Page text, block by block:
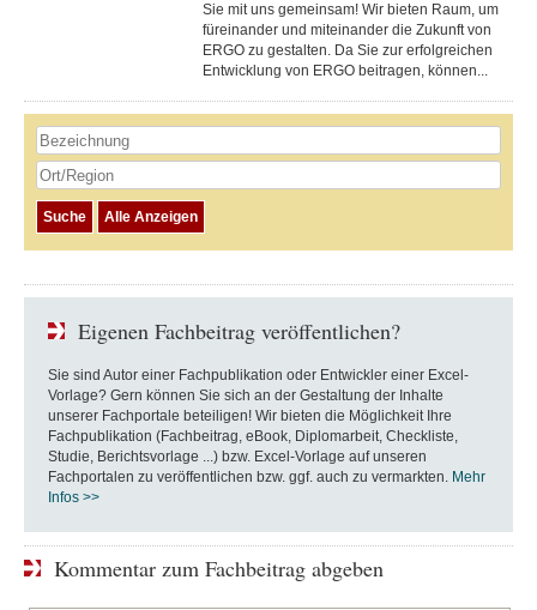
Sie mit uns gemeinsam! Wir bieten Raum, um
füreinander und miteinander die Zukunft von
ERGO zu gestalten. Da Sie zur erfolgreichen
Entwicklung von ERGO beitragen, können...
Eigenen Fachbeitrag veröffentlichen?
Sie sind Autor einer Fachpublikation oder Entwickler einer Excel-
Vorlage? Gern können Sie sich an der Gestaltung der Inhalte
unserer Fachportale beteiligen! Wir bieten die Möglichkeit Ihre
Fachpublikation (Fachbeitrag, eBook, Diplomarbeit, Checkliste,
Studie, Berichtsvorlage ...) bzw. Excel-Vorlage auf unseren
Fachportalen zu veröffentlichen bzw. ggf. auch zu vermarkten. Mehr
Infos >>
Kommentar zum Fachbeitrag abgeben